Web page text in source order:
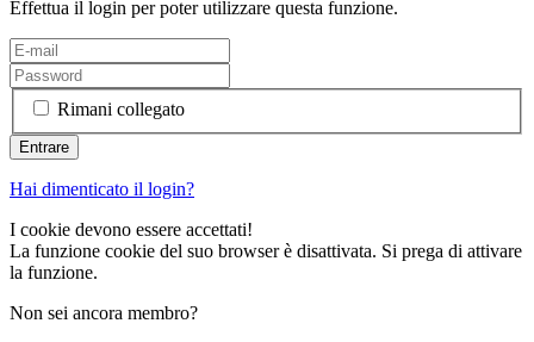
Effettua il login per poter utilizzare questa funzione.
Rimani collegato
Hai dimenticato il login?
I cookie devono essere accettati!
La funzione cookie del suo browser è disattivata. Si prega di attivare
la funzione.
Non sei ancora membro?